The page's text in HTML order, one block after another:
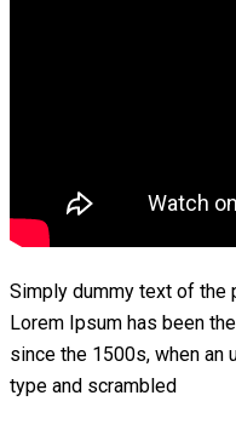
Simply dummy text of the
Lorem Ipsum has been
since the 1500s, when an
type and scrambled